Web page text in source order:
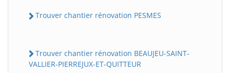
Trouver chantier rénovation PESMES
Trouver chantier rénovation BEAUJEU-SAINT-
VALLIER-PIERREJUX-ET-QUITTEUR